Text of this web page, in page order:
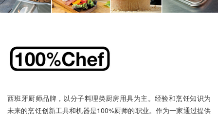
西班牙厨师品牌，以分子料理类厨房用具为主。经验和烹饪知识为
未来的烹饪创新工具和机器是100%厨师的职业。作为一家通过提供